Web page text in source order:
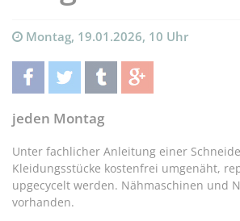
Montag, 19.01.2026, 10 Uhr
teilentwittern teilen
jeden Montag
Unter fachlicher Anleitung einer
Kleidungsstücke kostenfrei umgenäht,
upgecycelt werden. Nähmaschinen und
vorhanden.